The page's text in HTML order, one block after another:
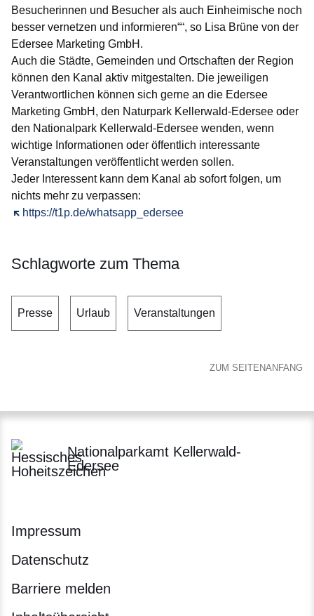
Besucherinnen und Besucher als auch Einheimische noch
besser vernetzen und informieren““, so Lisa Brüne von der
Edersee Marketing GmbH.
Auch die Städte, Gemeinden und Ortschaften der Region
können den Kanal aktiv mitgestalten. Die jeweiligen
Verantwortlichen können sich gerne an die Edersee
Marketing GmbH, den Naturpark Kellerwald-Edersee oder
den Nationalpark Kellerwald-Edersee wenden, wenn
wichtige Informationen oder öffentlich interessante
Veranstaltungen veröffentlicht werden sollen.
Jeder Interessent kann dem Kanal ab sofort folgen, um
nichts mehr zu verpassen:
https://t1p.de/whatsapp_edersee
Öffnet sich in einem neuen Fenster
Schlagworte zum Thema
Presse Urlaub Veranstaltungen
ZUM SEITENANFANG
Nationalparkamt Kellerwald-
Edersee
Impressum
Datenschutz
Barriere melden